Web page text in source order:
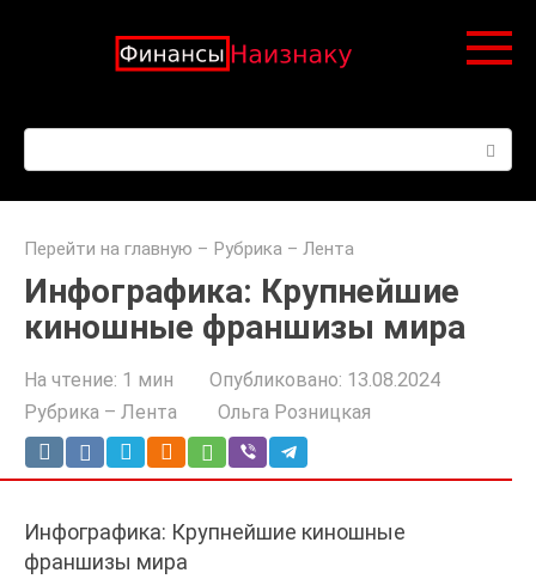
Перейти на главную – Рубрика – Лента
Инфографика: Крупнейшие
киношные франшизы мира
На чтение: 1 мин Опубликовано: 13.08.2024
Рубрика – Лента
Ольга Розницкая
Инфографика: Крупнейшие киношные
франшизы мира